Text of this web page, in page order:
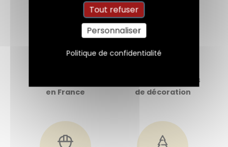
en France
Dédiée aux négoces
de décoration
Tout refuser
Personnaliser
Politique de confidentialité